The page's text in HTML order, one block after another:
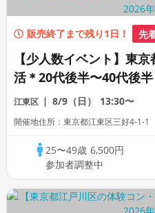
販売終了まで残り1日！ 先
【少人数イベント】東
活＊20代後半〜40代後
円
江東区 8/9（日） 13:30〜
開催地住所：東京都江東区三好4-1-1
25〜49歳 6,500円
参加者調整中